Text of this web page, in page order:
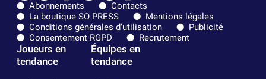
Abonnements
Contacts
La boutique SO PRESS
Mentions légales
Conditions générales d'utilisation
Publicité
Consentement RGPD
Recrutement
Joueurs en
tendance
Équipes en
tendance